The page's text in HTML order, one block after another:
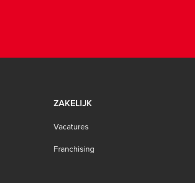
ZAKELIJK
Vacatures
Franchising